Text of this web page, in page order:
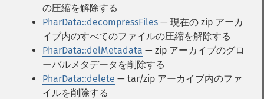
の圧縮を解除する
PharData::decompressFiles — 現在の zip アーカ
イブ内のすべてのファイルの圧縮を解除する
PharData::delMetadata — zip アーカイブのグロ
ーバルメタデータを削除する
PharData::delete — tar/zip アーカイブ内のファ
イルを削除する